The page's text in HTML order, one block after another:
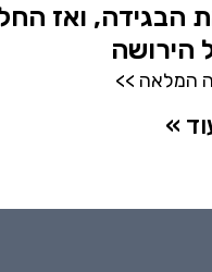
הבגידה, ואז
הירושה
המלאה >>
»